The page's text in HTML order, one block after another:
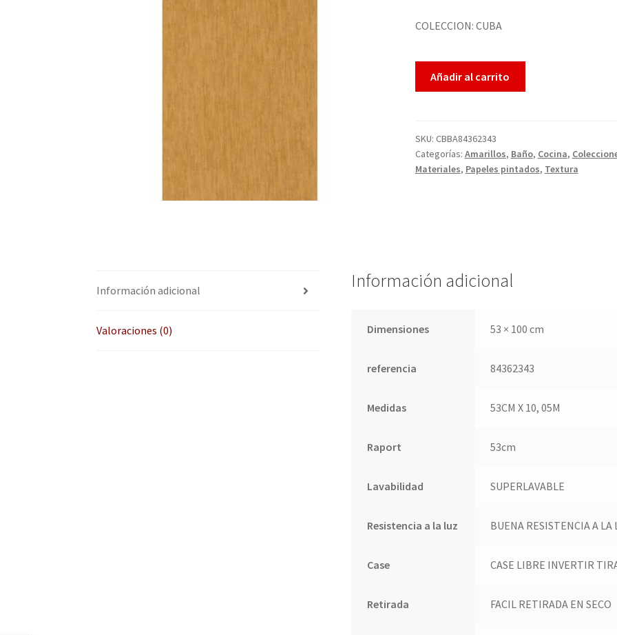
COLECCION: CUBA
Añadir al carrito
SKU: CBBA84362343
Categorías: Amarillos, Baño, Cocina,
Materiales, Papeles pintados, Textura
Información adicional
Valoraciones (0)
Información adicional
Dimensiones 53 × 100 cm
referencia 84362343
Medidas 53CM X 10, 05M
Raport 53cm
Lavabilidad SUPERLAVABLE
Resistencia a la luz BUENA RESISTENCIA A LA
Case CASE LIBRE INVERTIR
Retirada FACIL RETIRADA EN SECO